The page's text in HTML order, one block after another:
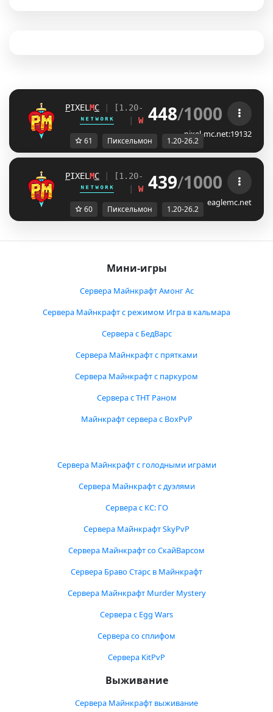
PIXEL MC
[1.20-26.2]
ᴺᴱᵀᵂᴼᴿᴷ
WWW.PIXEL-MC.NET
448/1000
pixel-mc.net:19132
61 Пиксельмон 1.20-26.2
PIXEL MC
[1.20-26.2]
ᴺᴱᵀᵂᴼᴿᴷ
WWW.PIXEL-MC.NET
439/1000
eaglemc.net
60 Пиксельмон 1.20-26.2
Мини-игры
Сервера Майнкрафт Амонг Ас
Сервера Майнкрафт с режимом Игра в кальмара
Сервера с БедВарс
Сервера Майнкрафт с прятками
Сервера Майнкрафт с паркуром
Сервера с ТНТ Раном
Майнкрафт сервера с BoxPvP
Сервера Майнкрафт с голодными играми
Сервера Майнкрафт с дуэлями
Сервера с КС: ГО
Сервера Майнкрафт SkyPvP
Сервера Майнкрафт со СкайВарсом
Сервера Браво Старс в Майнкрафт
Сервера Майнкрафт Murder Mystery
Сервера с Egg Wars
Сервера со сплифом
Сервера KitPvP
Выживание
Сервера Майнкрафт выживание